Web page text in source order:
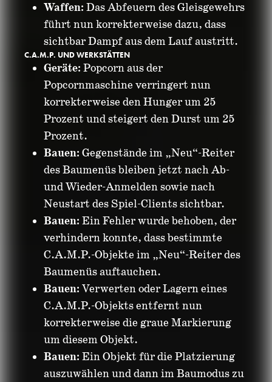
Waffen: Das Abfeuern des Gleisgewehrs
führt nun korrekterweise dazu, dass
sichtbar Dampf aus dem Lauf austritt.
C.A.M.P. UND WERKSTÄTTEN
Geräte: Popcorn aus der
Popcornmaschine verringert nun
korrekterweise den Hunger um 25
Prozent und steigert den Durst um 25
Prozent.
Bauen: Gegenstände im „Neu“-Reiter
des Baumenüs bleiben jetzt nach Ab-
und Wieder-Anmelden sowie nach
Neustart des Spiel-Clients sichtbar.
Bauen: Ein Fehler wurde behoben, der
verhindern konnte, dass bestimmte
C.A.M.P.-Objekte im „Neu“-Reiter des
Baumenüs auftauchen.
Bauen: Verwerten oder Lagern eines
C.A.M.P.-Objekts entfernt nun
korrekterweise die graue Markierung
um diesem Objekt.
Bauen: Ein Objekt für die Platzierung
auszuwählen und dann im Baumodus zu